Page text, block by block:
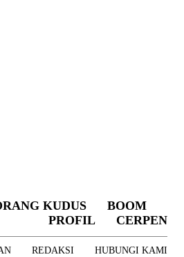
KUDUS
BOOM
PROFIL
CERPEN
REDAKSI HUBUNGI KAMI